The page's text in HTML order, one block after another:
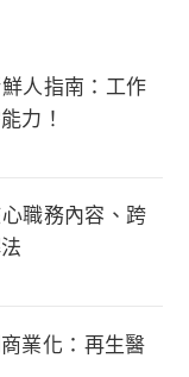
人指南：工作
力！
職務內容、跨
業化：再生醫